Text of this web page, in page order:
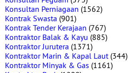
Konsultan Perniagaan (1562)
Kontrak Swasta (901)
Kontrak Tender Kerajaan (767)
Kontraktor Balak & Kayu (885)
Kontraktor Jurutera (1371)
Kontraktor Marin & Kapal Laut(344)
Kontraktor Minyak & Gas (1161)